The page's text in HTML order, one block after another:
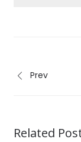
Prev
Related